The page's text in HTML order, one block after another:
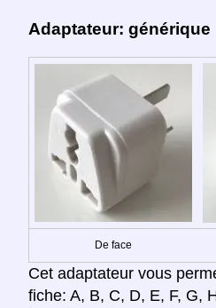
Adaptateur: générique
De face
Cet adaptateur vous
fiche: A, B, C, D, E, F, G,